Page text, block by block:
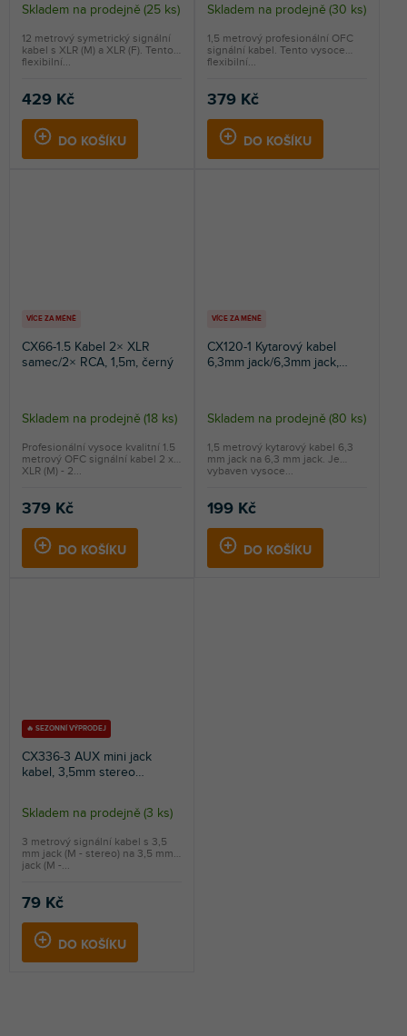
Průměrné
hodnocení
produktu
5,0
hvězdiček.
Skladem na prodejně (25 ks)
429 Kč
DO KOŠÍKU
12 metrový symetrický signální
kabel s XLR (M) a XLR (F). Tento
flexibilní...
Skladem na prodejně (30 ks)
379 Kč
DO KOŠÍKU
1,5 metrový profesionální OFC
signální kabel. Tento vysoce
flexibilní...
VÍCE ZA MÉNĚ
CX66-1.5 Kabel 2× XLR
samec/2× RCA, 1,5m, černý
Skladem na prodejně (18 ks)
379 Kč
DO KOŠÍKU
Profesionální vysoce kvalitní 1.5
metrový OFC signální kabel 2 x
XLR (M) - 2...
VÍCE ZA MÉNĚ
CX120-1 Kytarový kabel
6,3mm jack/6,3mm jack,
Skladem na prodejně (80 ks)
199 Kč
DO KOŠÍKU
1,5 metrový kytarový kabel 6,3
mm jack na 6,3 mm jack. Je
vybaven vysoce...
🔥 SEZONNÍ VÝPRODEJ
CX336-3 AUX mini jack
kabel, 3,5mm stereo
Průměrné
hodnocení
produktu
je
5,0
hvězdiček.
Skladem na prodejně (3 ks)
79 Kč
DO KOŠÍKU
3 metrový signální kabel s 3,5
mm jack (M - stereo) na 3,5 mm
jack (M -...